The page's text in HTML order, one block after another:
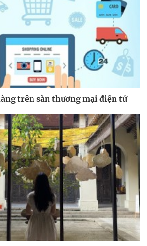
trên sàn thương mại điện tử